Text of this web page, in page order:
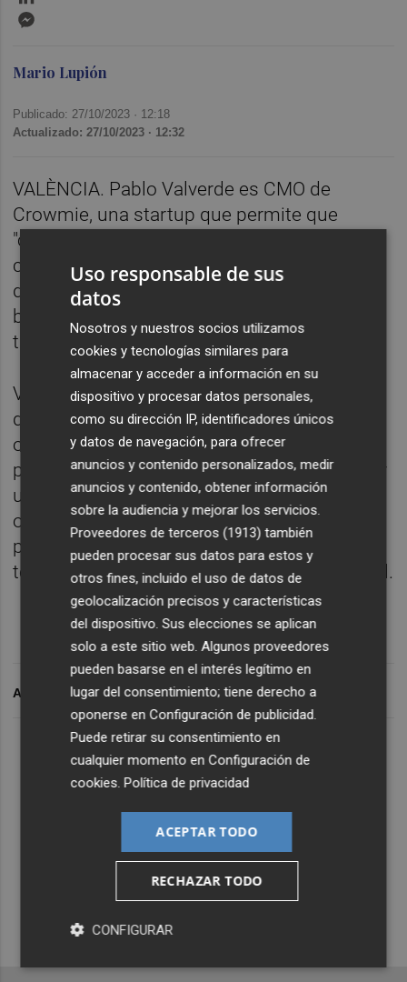
Lo Más Escuchado
Suscríbete al canal de
Whatsapp
Siempre al día de las últimas noticias
¡Quiero suscribirme!
Mario Lupión
Publicado: 27/10/2023 · 12:18
Actualizado: 27/10/2023 · 12:32
VALÈNCIA. Pablo Valverde es CMO de
Crowmie, una startup que permite que
"cualquier persona del mundo, desde
cualquier país, pueda invertir en un proyecto
de energía renovable sin procesos
burocráticos", desde 100 euros sin límite, a
través de tecnología blockchain.
VDS es el evento tecnológico internacional
del ecosistema innovador valenciano,
organizado por Startup Valencia. Un evento
para mentes inquietas que quieran construir
un mañana mejor. La sexta edición,
organizada por Startup Valencia, reúne a los
principales actores del ecosistema
tecnológico e innovador a nivel internacional.
ARCHIVADO EN
Uso responsable de sus
datos
Nosotros y nuestros socios utilizamos
cookies y tecnologías similares para
almacenar y acceder a información en su
dispositivo y procesar datos personales,
como su dirección IP, identificadores únicos
y datos de navegación, para ofrecer
anuncios y contenido personalizados, medir
anuncios y contenido, obtener información
sobre la audiencia y mejorar los servicios.
Proveedores de terceros (1913) también
pueden procesar sus datos para estos y
otros fines, incluido el uso de datos de
geolocalización precisos y características
del dispositivo. Sus elecciones se aplican
solo a este sitio web. Algunos proveedores
pueden basarse en el interés legítimo en
lugar del consentimiento; tiene derecho a
oponerse enConfiguración de publicidad.
Puede retirar su consentimiento en
cualquier momento enConfiguración de
cookies.Política de privacidad
ACEPTAR TODO
RECHAZAR TODO
CONFIGURAR